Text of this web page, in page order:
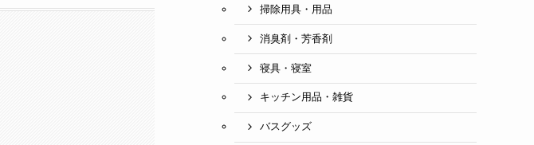
掃除用具・用品
消臭剤・芳香剤
寝具・寝室
キッチン用品・雑貨
バスグッズ